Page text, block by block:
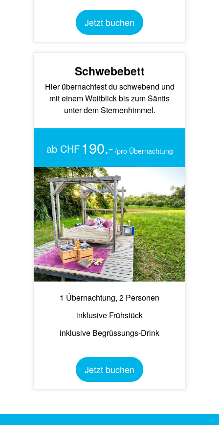
Jetzt buchen
Schwebebett
Hier übernachtest du schwebend und
mit einem Weitblick bis zum Säntis
unter dem Sternenhimmel.
ab CHF 190.- /pro Übernachtung
1 Übernachtung, 2 Personen
inklusive Frühstück
inklusive Begrüssungs-Drink
Jetzt buchen